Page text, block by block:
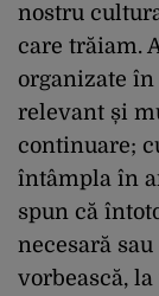
nostru
care trăiam.
organizate în
relevant și
continuare;
întâmpla în
spun că
necesară
vorbească,